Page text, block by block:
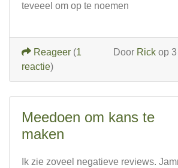
teveeel om op te noemen
Door Rick op
Reageer (1
reactie)
Meedoen om kans te
maken
Ik zie zoveel negatieve reviews.